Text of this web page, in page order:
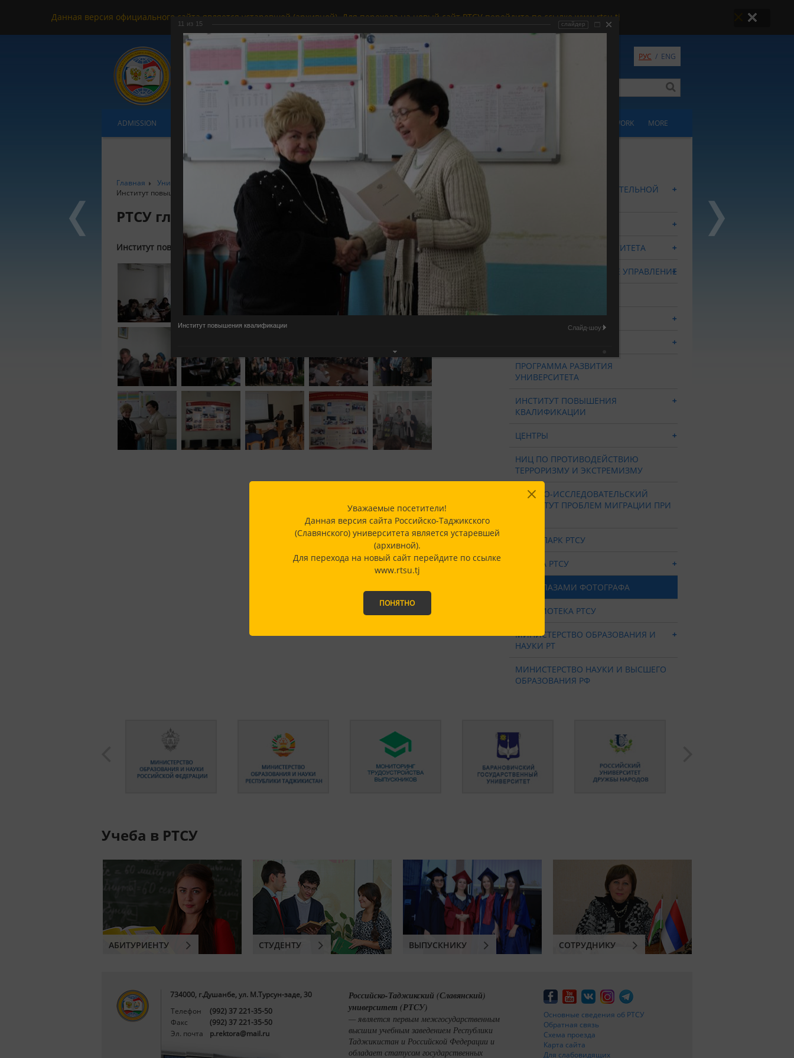
Данная версия официального сайта является устаревшей (архивной). Для перехода на новый сайт РТСУ перейдите по ссылке www.rtsu.tj
РУС / ENG
ADMISSION UNIVERCITY FACULTIES OF RTSU SCIENTIFIC WORK EDUCATIONAL WORK MORE
Главная Университет РТСУ в формате фотообъектива
Университет
Институт повышения квалификации
РТСУ глазами фотографа
Институт повышения квалификации
СВЕДЕНИЯ ОБ ОБРАЗОВАТЕЛЬНОЙ
УЧЕНЫЙ СОВЕТ УНИВЕРСИТЕТА
УЧЕБНО-МЕТОДИЧЕСКОЕ УПРАВЛЕНИЕ
ПРОФСОЮЗ
ПРОГРАММА РАЗВИТИЯ
УНИВЕРСИТЕТА
ИНСТИТУТ ПОВЫШЕНИЯ
КВАЛИФИКАЦИИ
ЦЕНТРЫ
НИЦ ПО ПРОТИВОДЕЙСТВИЮ
ТЕРРОРИЗМУ И ЭКСТРЕМИЗМУ
НАУЧНО-ИССЛЕДОВАТЕЛЬСКИЙ
ИНСТИТУТ ПРОБЛЕМ МИГРАЦИИ ПРИ
ТЕХНОПАРК РТСУ
ШКОЛА РТСУ
РТСУ ГЛАЗАМИ ФОТОГРАФА
ФИЛЬМОТЕКА РТСУ
МИНИСТЕРСТВО ОБРАЗОВАНИЯ И
НАУКИ РТ
МИНИСТЕРСТВО НАУКИ И ВЫСШЕГО
ОБРАЗОВАНИЯ РФ
Учеба в РТСУ
АБИТУРИЕНТУ СТУДЕНТУ ВЫПУСКНИКУ СОТРУДНИКУ
734000, г.Душанбе, ул. М.Турсун-заде, 30
Телефон
(992) 37 221-35-50
Факс
(992) 37 221-35-50
Эл. почта
p.rektora@mail.ru
Российско-Таджикский (Славянский)
университет (РТСУ)
— является первым межгосударственным
высшим учебным заведением Республики
Таджикистан и Российской Федерации и
обладает статусом государственных
Основные сведения об РТСУ
Обратная связь
Схема проезда
Карта сайта
Для слабовидящих
Уважаемые посетители!
Данная версия сайта Российско-Таджикского
(Славянского) университета является устаревшей
(архивной).
Для перехода на новый сайт перейдите по ссылке
www.rtsu.tj
ПОНЯТНО
11 из 15 слайдер
Институт повышения квалификации Слайд-шоу: